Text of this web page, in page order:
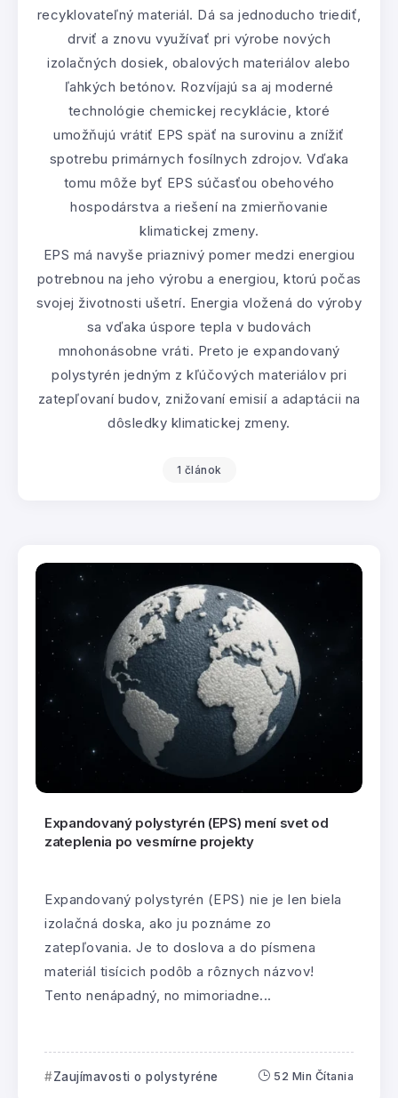
recyklovateľný materiál. Dá sa jednoducho triediť,
drviť a znovu využívať pri výrobe nových
izolačných dosiek, obalových materiálov alebo
ľahkých betónov. Rozvíjajú sa aj moderné
technológie chemickej recyklácie, ktoré
umožňujú vrátiť EPS späť na surovinu a znížiť
spotrebu primárnych fosílnych zdrojov. Vďaka
tomu môže byť EPS súčasťou obehového
hospodárstva a riešení na zmierňovanie
klimatickej zmeny.
EPS má navyše priaznivý pomer medzi energiou
potrebnou na jeho výrobu a energiou, ktorú počas
svojej životnosti ušetrí. Energia vložená do výroby
sa vďaka úspore tepla v budovách
mnohonásobne vráti. Preto je expandovaný
polystyrén jedným z kľúčových materiálov pri
zatepľovaní budov, znižovaní emisií a adaptácii na
dôsledky klimatickej zmeny.
1 článok
Expandovaný polystyrén (EPS) mení svet od
zateplenia po vesmírne projekty
Expandovaný polystyrén (EPS) nie je len biela
izolačná doska, ako ju poznáme zo
zatepľovania. Je to doslova a do písmena
materiál tisícich podôb a rôznych názvov!
Tento nenápadný, no mimoriadne...
Zaujímavosti o polystyréne 52 Min Čítania